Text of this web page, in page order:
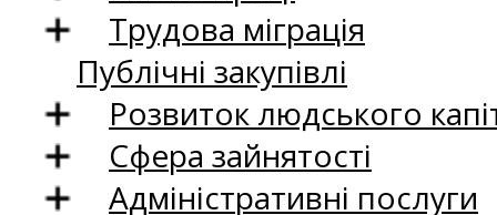
Трудова міграція
Публічні закупівлі
Розвиток людського
Сфера зайнятості
Адміністративні послуги